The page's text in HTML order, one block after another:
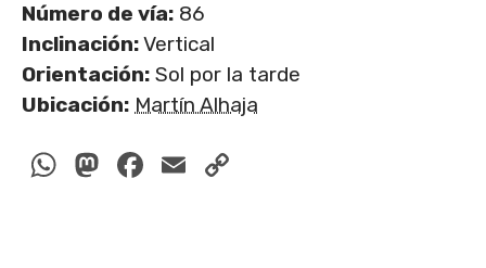
Número de vía: 86
Inclinación:Vertical
Orientación: Sol por la tarde
Ubicación: Martín Alhaja
WhatsApp
Mastodon
Facebook
Email